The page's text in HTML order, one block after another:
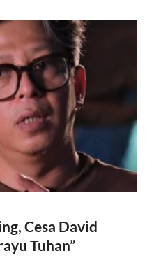
Cesa David
Tuhan”